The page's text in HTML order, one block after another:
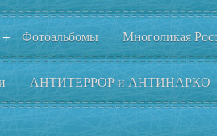
+ Фотоальбомы Многоликая
АНТИТЕРРОР и АНТИНАРКО